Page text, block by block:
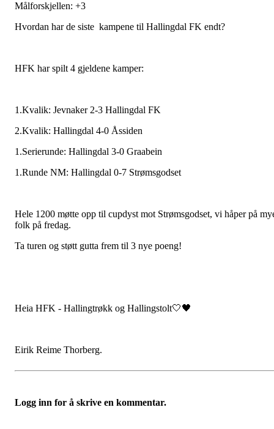
Målforskjellen: +3
Hvordan har de siste kampene til Hallingdal FK endt?
HFK har spilt 4 gjeldene kamper:
1.Kvalik: Jevnaker 2-3 Hallingdal FK
2.Kvalik: Hallingdal 4-0 Åssiden
1.Serierunde: Hallingdal 3-0 Graabein
1.Runde NM: Hallingdal 0-7 Strømsgodset
Hele 1200 møtte opp til cupdyst mot Strømsgodset, vi håper på
folk på fredag.
Ta turen og støtt gutta frem til 3 nye poeng!
Heia HFK - Hallingtrøkk og Hallingstolt🤍🖤
Eirik Reime Thorberg.
Logg inn for å skrive en kommentar.